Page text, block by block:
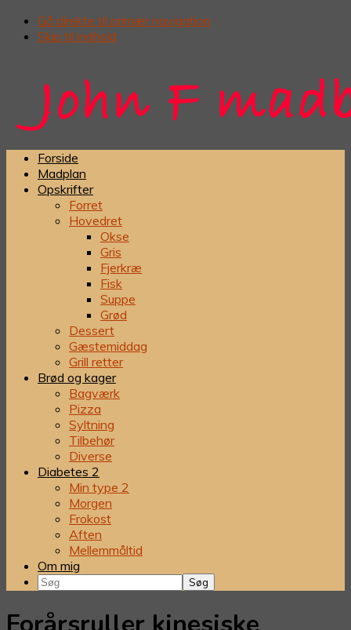
Gå direkte til primær navigation
Skip til indhold
Forside
Madplan
Opskrifter
Forret
Hovedret
Okse
Gris
Fjerkræ
Fisk
Suppe
Grød
Dessert
Gæstemiddag
Grill retter
Brød og kager
Bagværk
Pizza
Syltning
Tilbehør
Diverse
Diabetes 2
Min type 2
Morgen
Frokost
Aften
Mellemmåltid
Om mig
Søg